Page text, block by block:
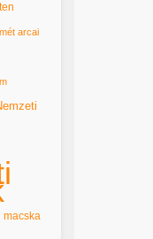
arcai
macska